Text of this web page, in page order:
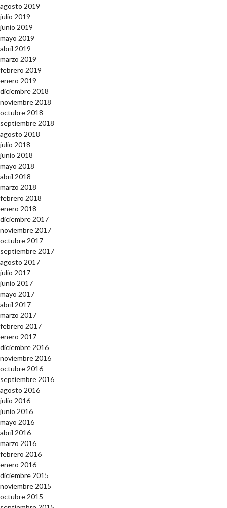
agosto 2019
julio 2019
junio 2019
mayo 2019
abril 2019
marzo 2019
febrero 2019
enero 2019
diciembre 2018
noviembre 2018
octubre 2018
septiembre 2018
agosto 2018
julio 2018
junio 2018
mayo 2018
abril 2018
marzo 2018
febrero 2018
enero 2018
diciembre 2017
noviembre 2017
octubre 2017
septiembre 2017
agosto 2017
julio 2017
junio 2017
mayo 2017
abril 2017
marzo 2017
febrero 2017
enero 2017
diciembre 2016
noviembre 2016
octubre 2016
septiembre 2016
agosto 2016
julio 2016
junio 2016
mayo 2016
abril 2016
marzo 2016
febrero 2016
enero 2016
diciembre 2015
noviembre 2015
octubre 2015